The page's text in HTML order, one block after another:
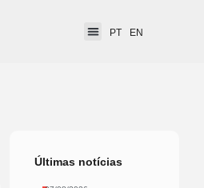
PT EN
Últimas notícias